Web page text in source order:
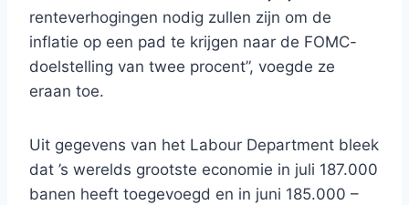
renteverhogingen nodig zullen zijn om de
inflatie op een pad te krijgen naar de FOMC-
doelstelling van twee procent”, voegde ze
eraan toe.
Uit gegevens van het Labour Department bleek
dat ’s werelds grootste economie in juli 187.000
banen heeft toegevoegd en in juni 185.000 –